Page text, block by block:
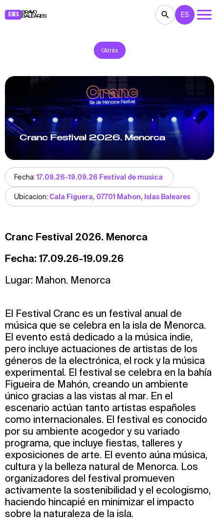
BB
BRAVO
BALEARES
TEATRO
MERCADILLOS
PARA NIÑOS BB NOTE
ES
Atrás
Cranc Festival 2026. Menorca
Fecha:17.09.26-19.09.26 Festival de musica
Ubicacion: Cala Figuera, 07701 Mahon, Islas Baleares
Cranc Festival 2026. Menorca
Fecha: 17.09.26-19.09.26
Lugar: Mahon. Menorca
El Festival Cranc es un festival anual de
música que se celebra en la isla de Menorca.
El evento está dedicado a la música indie,
pero incluye actuaciones de artistas de los
géneros de la electrónica, el rock y la música
experimental. El festival se celebra en la bahía
Figueira de Mahón, creando un ambiente
único gracias a las vistas al mar. En el
escenario actúan tanto artistas españoles
como internacionales. El festival es conocido
por su ambiente acogedor y su variado
programa, que incluye fiestas, talleres y
exposiciones de arte. El evento aúna música,
cultura y la belleza natural de Menorca. Los
organizadores del festival promueven
activamente la sostenibilidad y el ecologismo,
haciendo hincapié en minimizar el impacto
sobre la naturaleza de la isla.